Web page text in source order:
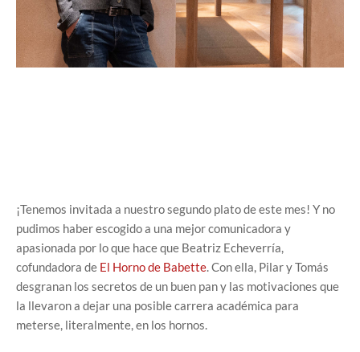
¡Tenemos invitada a nuestro segundo plato de este mes! Y no
pudimos haber escogido a una mejor comunicadora y
apasionada por lo que hace que Beatriz Echeverría,
cofundadora de El Horno de Babette. Con ella, Pilar y Tomás
desgranan los secretos de un buen pan y las motivaciones que
la llevaron a dejar una posible carrera académica para
meterse, literalmente, en los hornos.